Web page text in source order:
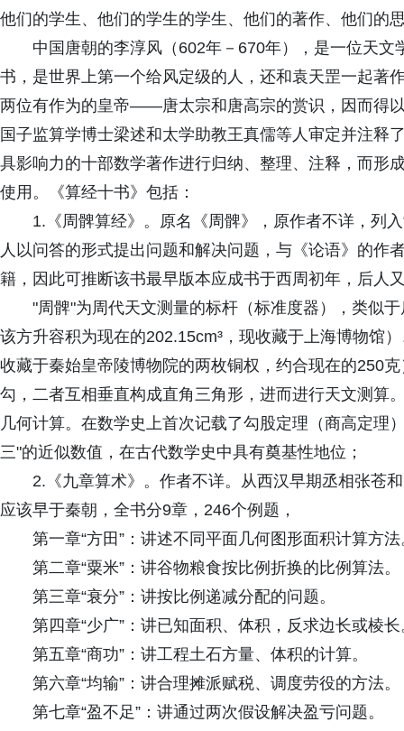
他们的学生、他们的学生的学生、他们的著作、他们的
中国唐朝的李淳风（602年－670年），是一位天
书，是世界上第一个给风定级的人，还和袁天罡一起著
两位有作为的皇帝——唐太宗和唐高宗的赏识，因而得
国子监算学博士梁述和太学助教王真儒等人审定并注释
具影响力的十部数学著作进行归纳、整理、注释，而形
使用。《算经十书》包括：
1.《周髀算经》。原名《周髀》，原作者不详，列
人以问答的形式提出问题和解决问题，与《论语》的作
籍，因此可推断该书最早版本应成书于西周初年，后人
"周髀"为周代天文测量的标杆（标准度器），类似
该方升容积为现在的202.15cm³，现收藏于上海博物馆
收藏于秦始皇帝陵博物院的两枚铜权，约合现在的250
勾，二者互相垂直构成直角三角形，进而进行天文测算
几何计算。在数学史上首次记载了勾股定理（商高定理
三"的近似数值，在古代数学史中具有奠基性地位；
2.《九章算术》。作者不详。从西汉早期丞相张苍
应该早于秦朝，全书分9章，246个例题，
第一章“方田”：讲述不同平面几何图形面积计算方法
第二章“粟米”：讲谷物粮食按比例折换的比例算法。
第三章“衰分”：讲按比例递减分配的问题。
第四章“少广”：讲已知面积、体积，反求边长或棱长
第五章“商功”：讲工程土石方量、体积的计算。
第六章“均输”：讲合理摊派赋税、调度劳役的方法。
第七章“盈不足”：讲通过两次假设解决盈亏问题。